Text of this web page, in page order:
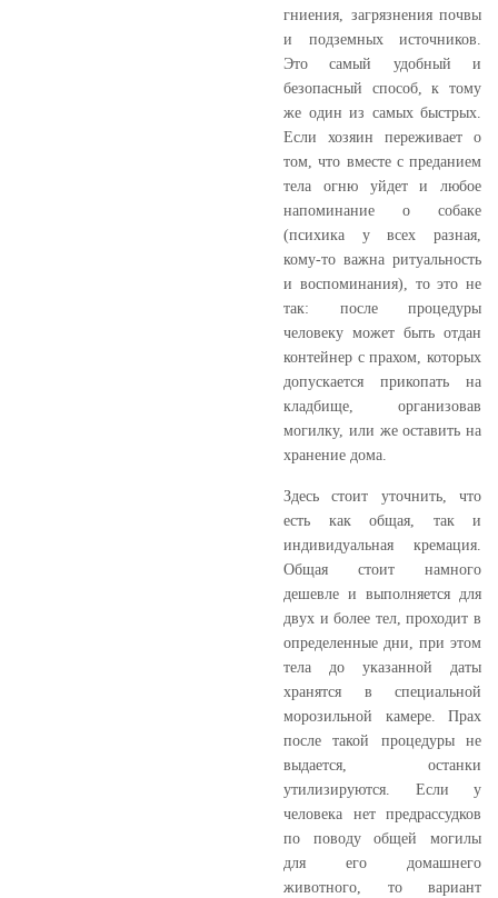
гниения, загрязнения почвы
и подземных источников.
Это самый удобный и
безопасный способ, к тому
же один из самых быстрых.
Если хозяин переживает о
том, что вместе с преданием
тела огню уйдет и любое
напоминание о собаке
(психика у всех разная,
кому-то важна ритуальность
и воспоминания), то это не
так: после процедуры
человеку может быть отдан
контейнер с прахом, которых
допускается прикопать на
кладбище, организовав
могилку, или же оставить на
хранение дома.
Здесь стоит уточнить, что
есть как общая, так и
индивидуальная кремация.
Общая стоит намного
дешевле и выполняется для
двух и более тел, проходит в
определенные дни, при этом
тела до указанной даты
хранятся в специальной
морозильной камере. Прах
после такой процедуры не
выдается, останки
утилизируются. Если у
человека нет предрассудков
по поводу общей могилы
для его домашнего
животного, то вариант